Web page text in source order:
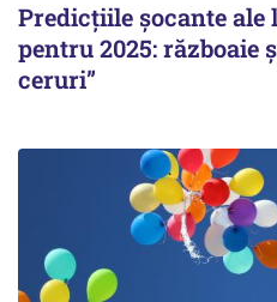
Predicțiile șocante ale
pentru 2025: războaie
ceruri”